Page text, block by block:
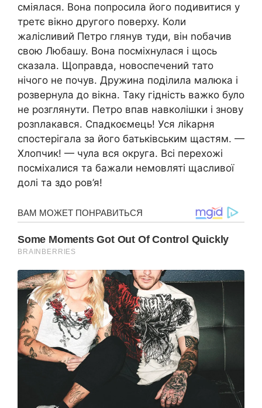
сміялася. Вона попросила його подивитися у
третє вікно другого поверху. Коли
жалісливий Петро глянув туди, він nобачив
свою Любашу. Вона посміхнулася і щось
сказала. Щоправда, новоспечений тато
нічого не почув. Дружина поділила малюка і
розвернула до вікна. Таку гідність важко було
не розглянути. Петро впав навколішки і знову
розnлакався. Спадкоємець! Уся ліkарня
спостерігала за його батьківським щастям. —
Хлопчик! — чула вся округа. Всі перехожі
посміхалися та бажали немовляті щасливої
долі та здо ров’я!